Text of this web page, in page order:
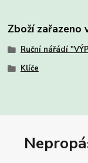
Zboží zařazeno
Ruční nářádí
Klíče